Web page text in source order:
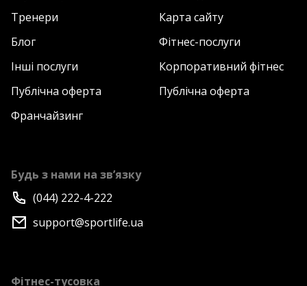
Тренери
Карта сайту
Блог
Фітнес-послуги
Інші послуги
Корпоративний фітнес
Публічна оферта
Публічна оферта
Франчайзинг
Будь з нами на зв’язку
(044) 222-4-222
support@sportlife.ua
Фітнес-тусовка